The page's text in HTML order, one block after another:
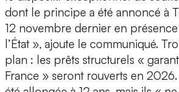
dont le principe a été annoncé à
12 novembre dernier en
l’État », ajoute le communiqué.
plan : les prêts structurels «
France » seront rouverts en